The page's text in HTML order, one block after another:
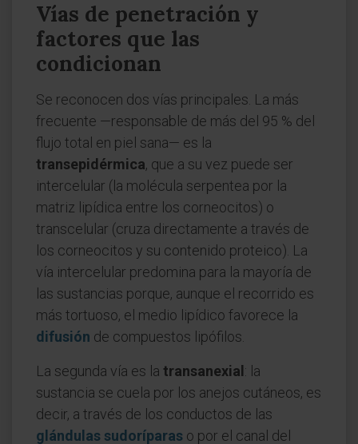
Vías de penetración y
factores que las
condicionan
Se reconocen dos vías principales. La más
frecuente —responsable de más del 95 % del
flujo total en piel sana— es la
transepidérmica, que a su vez puede ser
intercelular (la molécula serpentea por la
matriz lipídica entre los corneocitos) o
transcelular (cruza directamente a través de
los corneocitos y su contenido proteico). La
vía intercelular predomina para la mayoría de
las sustancias porque, aunque el recorrido es
más tortuoso, el medio lipídico favorece la
difusión de compuestos lipófilos.
La segunda vía es la transanexial : la
sustancia se cuela por los anejos cutáneos, es
decir, a través de los conductos de las
glándulas sudoríparas o por el canal del